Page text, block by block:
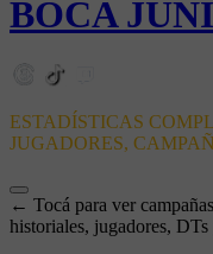
BOCA
ESTADÍSTICAS
JUGADORES,
← Tocá para ver
historiales, jugadores, DTs